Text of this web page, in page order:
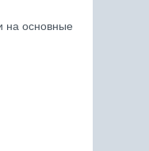
на основные